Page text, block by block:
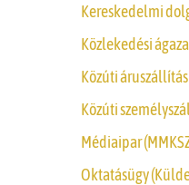
Kereskedelmi
Közlekedési
Közúti áruszállítás
Közúti
Médiaipar
Oktatásügy